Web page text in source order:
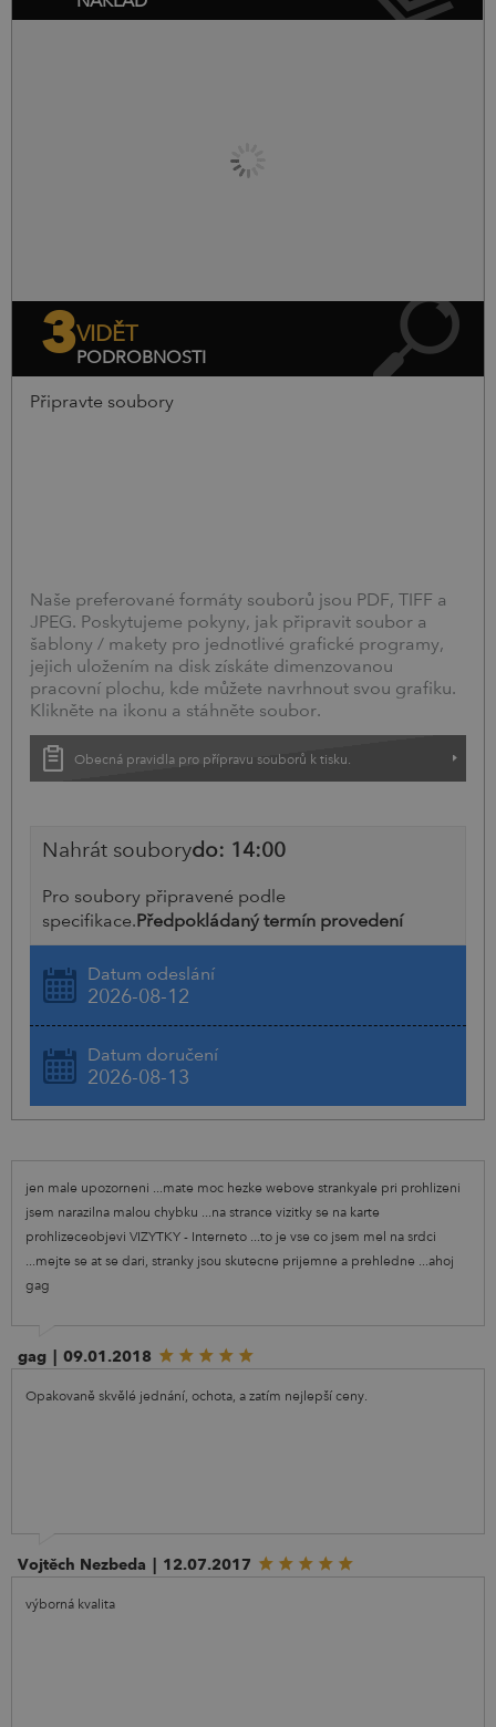
3VIDĚT
PODROBNOSTI
Připravte soubory
Naše preferované formáty souborů jsou PDF, TIFF a
JPEG. Poskytujeme pokyny, jak připravit soubor a
šablony / makety pro jednotlivé grafické programy,
jejich uložením na disk získáte dimenzovanou
pracovní plochu, kde můžete navrhnout svou grafiku.
Klikněte na ikonu a stáhněte soubor.
Obecná pravidla pro přípravu souborů k tisku.
Nahrát souborydo: 14:00
Pro soubory připravené podle
specifikace.Předpokládaný termín provedení
Datum odeslání
2026-08-12
Datum doručení
2026-08-13
jen male upozorneni ...mate moc hezke webove strankyale pri prohlizeni
jsem narazilna malou chybku ...na strance vizitky se na karte
prohlizeceobjevi VIZYTKY - Interneto ...to je vse co jsem mel na srdci
...mejte se at se dari, stranky jsou skutecne prijemne a prehledne ...ahoj
gag
gag | 09.01.2018
Opakovaně skvělé jednání, ochota, a zatím nejlepší ceny.
Vojtěch Nezbeda | 12.07.2017
výborná kvalita